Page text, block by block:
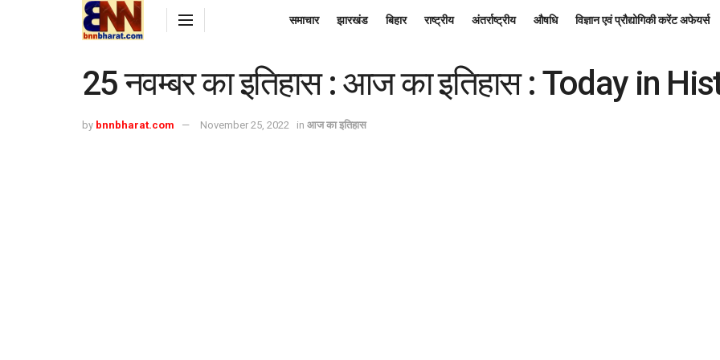
समाचार झारखंड बिहार राष्ट्रीय अंतर्राष्ट्रीय औषधि विज्ञान एवं प्रौद्योगिकी करेंट अफेयर्स
25 नवम्बर का इतिहास : आज का इतिहास : Today in
by bnnbharat.com November 25, 2022 in आज का इतिहास